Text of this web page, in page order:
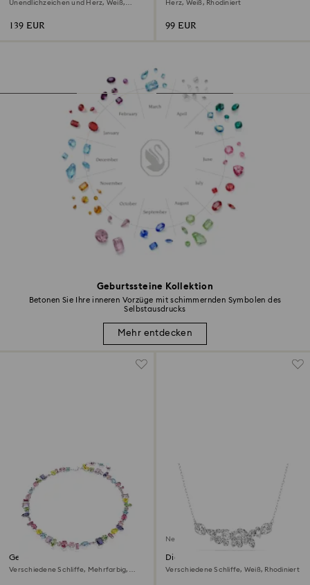
Geburtssteine Kollektion
Betonen Sie Ihre inneren Vorzüge mit schimmernden Symbolen des
Selbstausdrucks
Mehr entdecken
Unendlichzeichen und Herz, Weiß,
139 EUR
Herz, Weiß, Rhodiniert
99 EUR
Gema Halskette
Verschiedene Schliffe, Mehrfarbig,
Neu
Diapason Halskette
Verschiedene Schliffe, Weiß, Rhodiniert